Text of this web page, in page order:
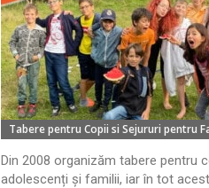
Tabere pentru Copii si Sejururi pentru
Din 2008 organizăm tabere pentru
adolescenți și familii, iar în tot